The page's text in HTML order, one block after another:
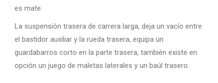
es mate.
La suspensión trasera de carrera larga, deja un vacío entre
el bastidor auxiliar y la rueda trasera, equipa un
guardabarros corto en la parte trasera, también existe en
opción un juego de maletas laterales y un baúl trasero.